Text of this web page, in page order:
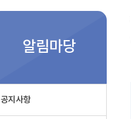
알림마당
공지사항